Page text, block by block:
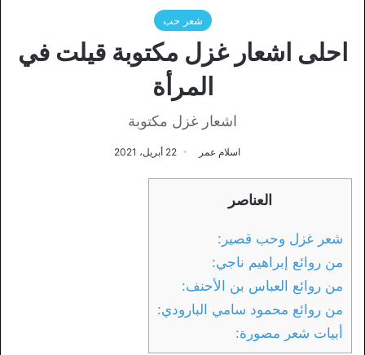
شعر حب
احلى اشعار غزل مكتوبة قيلت في
المرأة
اشعار غزل مكتوبة
اسلام عمر 22 أبريل، 2021
العناصر
شعر غزل وحب قصير:
من روائع إبراهيم ناجي:
من روائع العباس بن الأحنف:
من روائع محمود سامي البارودي:
أبيات شعر مصورة: